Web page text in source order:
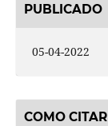
PUBLICADO
05-04-2022
COMO CITAR